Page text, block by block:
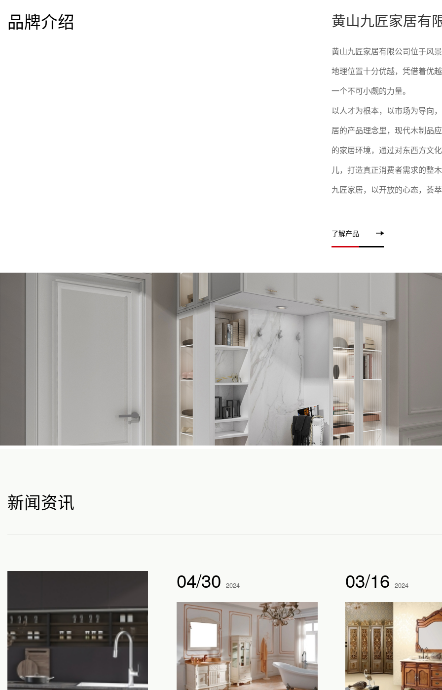
品牌介绍 黄山九匠家居有
黄山九匠家居有限公司位于风
地理位置十分优越，凭借着优
一个不可小觑的力量。
以人才为根本，以市场为导向
居的产品理念里，现代木制品
的家居环境，通过对东西方文
儿，打造真正消费者需求的整
九匠家居，以开放的心态，荟
了解产品
新闻资讯
04/30 2024 03/162024